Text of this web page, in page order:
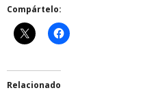
Compártelo:
Relacionado